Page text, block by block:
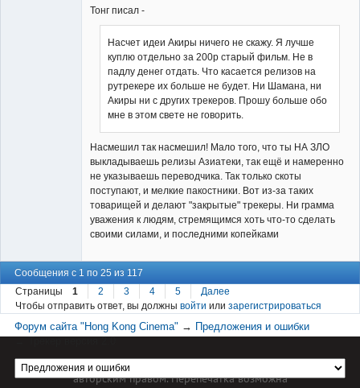
Тонг писал -
Насчет идеи Акиры ничего не скажу. Я лучше
куплю отдельно за 200р старый фильм. Не в
падлу денег отдать. Что касается релизов на
рутрекере их больше не будет. Ни Шамана, ни
Акиры ни с других трекеров. Прошу больше обо
мне в этом свете не говорить.
Насмешил так насмешил! Мало того, что ты НА ЗЛО
выкладываешь релизы Азиатеки, так ещё и намеренно
не указываешь переводчика. Так только скоты
поступают, и мелкие пакостники. Вот из-за таких
товарищей и делают "закрытые" трекеры. Ни грамма
уважения к людям, стремящимся хоть что-то сделать
своими силами, и последними копейками
Сообщения с 1 по 25 из 117
Страницы
1 2 3 4 5
Далее
Чтобы отправить ответ, вы должны войти или зарегистрироваться
Форум сайта "Hong Kong Cinema" → Предложения и ошибки
Материал сайта hkcinema.ru защищен
авторским правом. Перепечатка возможна